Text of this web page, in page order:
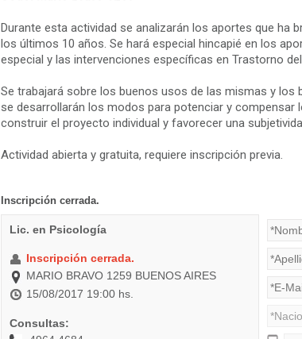
Durante esta actividad se analizarán los aportes que ha
los últimos 10 años. Se hará especial hincapié en los
especial y las intervenciones específicas en Trastorno
Se trabajará sobre los buenos usos de las mismas y los
se desarrollarán los modos para potenciar y compensar
construir el proyecto individual y favorecer una
Actividad abierta y gratuita, requiere inscripción previa.